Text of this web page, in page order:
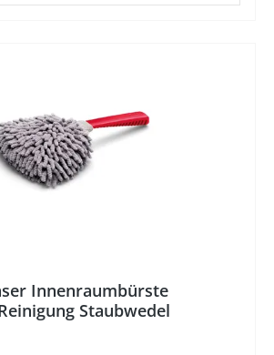
Innenraumbürste
Staubwedel